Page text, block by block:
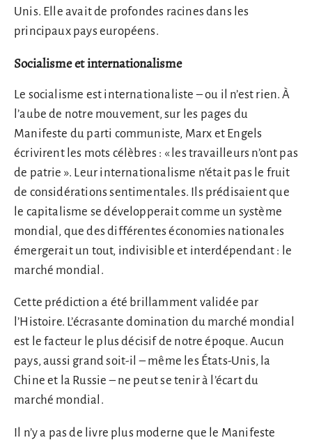
Unis. Elle avait de profondes racines dans les
principaux pays européens.
Socialisme et internationalisme
Le socialisme est internationaliste – ou il n’est rien. À
l’aube de notre mouvement, sur les pages du
Manifeste du parti communiste, Marx et Engels
écrivirent les mots célèbres : « les travailleurs n’ont pas
de patrie ». Leur internationalisme n’était pas le fruit
de considérations sentimentales. Ils prédisaient que
le capitalisme se développerait comme un système
mondial, que des différentes économies nationales
émergerait un tout, indivisible et interdépendant : le
marché mondial.
Cette prédiction a été brillamment validée par
l’Histoire. L’écrasante domination du marché mondial
est le facteur le plus décisif de notre époque. Aucun
pays, aussi grand soit-il – même les États-Unis, la
Chine et la Russie – ne peut se tenir à l’écart du
marché mondial.
Il n’y a pas de livre plus moderne que le Manifeste